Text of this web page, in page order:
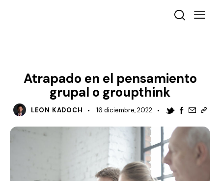
Atrapado en el pensamiento
grupal o groupthink
LEON KADOCH 16 diciembre, 2022